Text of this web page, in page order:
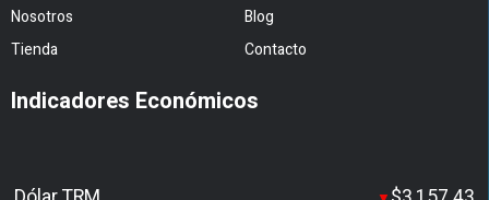
Nosotros
Blog
Tienda
Contacto
Indicadores Económicos